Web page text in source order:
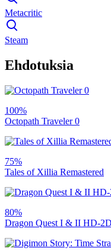
Metacritic
Steam
Ehdotuksia
100%
Octopath Traveler 0
75%
Tales of Xillia Remastered
80%
Dragon Quest I & II HD-